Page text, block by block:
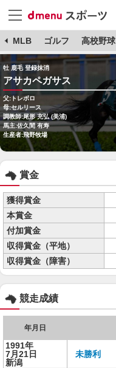
MLB ゴルフ 高校野球
牡 鹿毛 登録抹消
アサカペガサス
父:トレボロ
母:セルリース
調教師:尾形 充弘 (美浦)
馬主:佐久間 有寿
生産者:飛野牧場
賞金
獲得賞金
本賞金
付加賞金
収得賞金（平地）
収得賞金（障害）
競走成績
年月日
1991年
7月21日
新潟
未勝利